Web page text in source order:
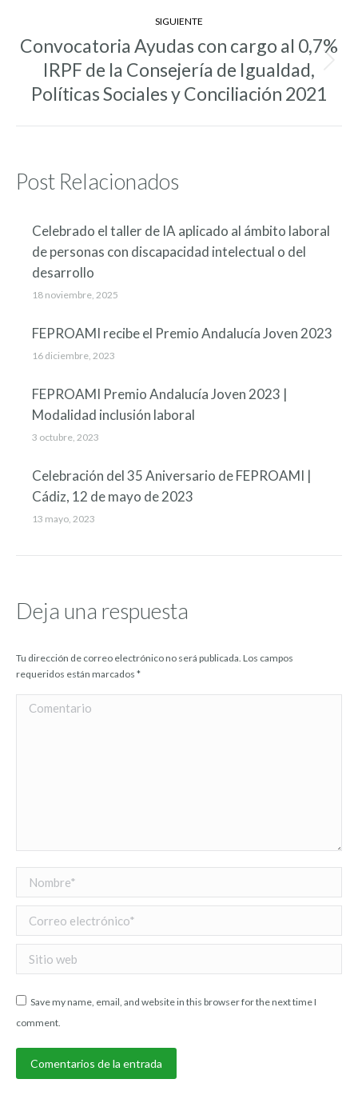
SIGUIENTE
Entrada
siguiente:
Convocatoria Ayudas con cargo al 0,7%
IRPF de la Consejería de Igualdad,
Políticas Sociales y Conciliación 2021
Post Relacionados
Celebrado el taller de IA aplicado al ámbito laboral
de personas con discapacidad intelectual o del
desarrollo
18 noviembre, 2025
FEPROAMI recibe el Premio Andalucía Joven 2023
16 diciembre, 2023
FEPROAMI Premio Andalucía Joven 2023 |
Modalidad inclusión laboral
3 octubre, 2023
Celebración del 35 Aniversario de FEPROAMI |
Cádiz, 12 de mayo de 2023
13 mayo, 2023
Deja una respuesta
Tu dirección de correo electrónico no será publicada. Los campos
requeridos están marcados *
Comentario
Nombre *
Correo electrónico *
Sitio web
Save my name, email, and website in this browser for the next time I
comment.
Comentarios de la entrada